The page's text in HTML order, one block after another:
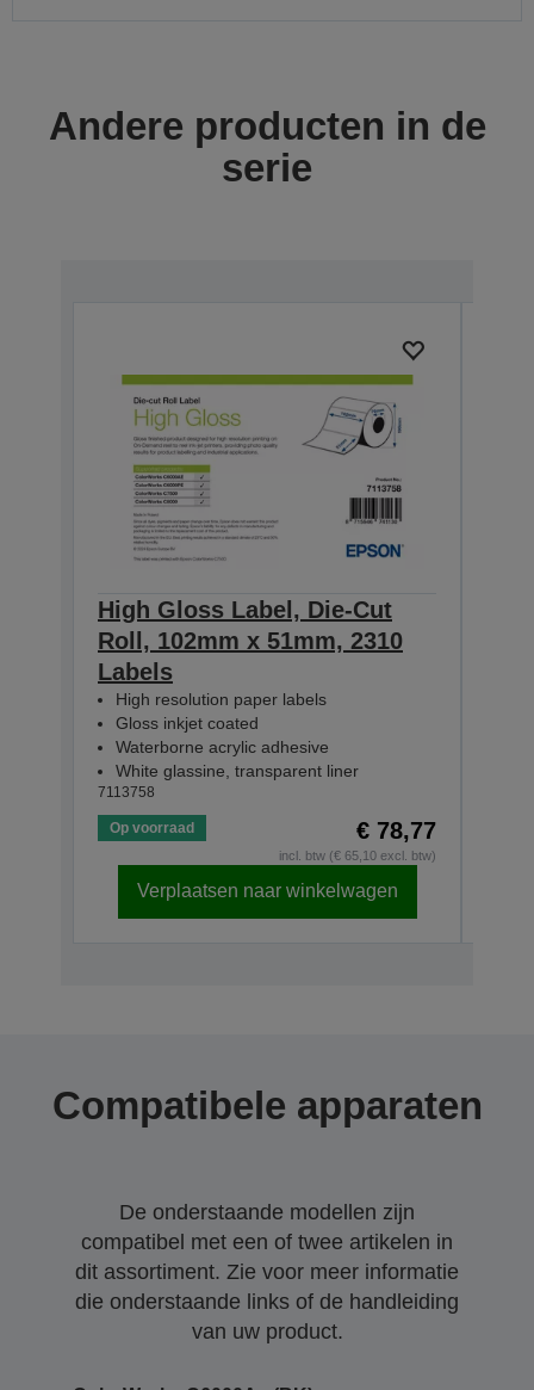
Andere producten in de
serie
High Gloss Label, Die-Cut
Roll, 102mm x 51mm, 2310
Labels
High resolution paper labels
Gloss inkjet coated
Waterborne acrylic adhesive
White glassine, transparent liner
7113758
Op voorraad € 78,77
incl. btw (€ 65,10 excl. btw)
Verplaatsen naar winkelwagen
Compatibele apparaten
De onderstaande modellen zijn
compatibel met een of twee artikelen in
dit assortiment. Zie voor meer informatie
die onderstaande links of de handleiding
van uw product.